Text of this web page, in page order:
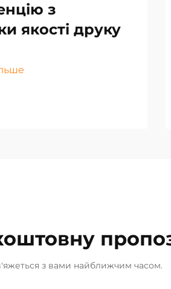
з
якості друку
з вами найближчим часом.